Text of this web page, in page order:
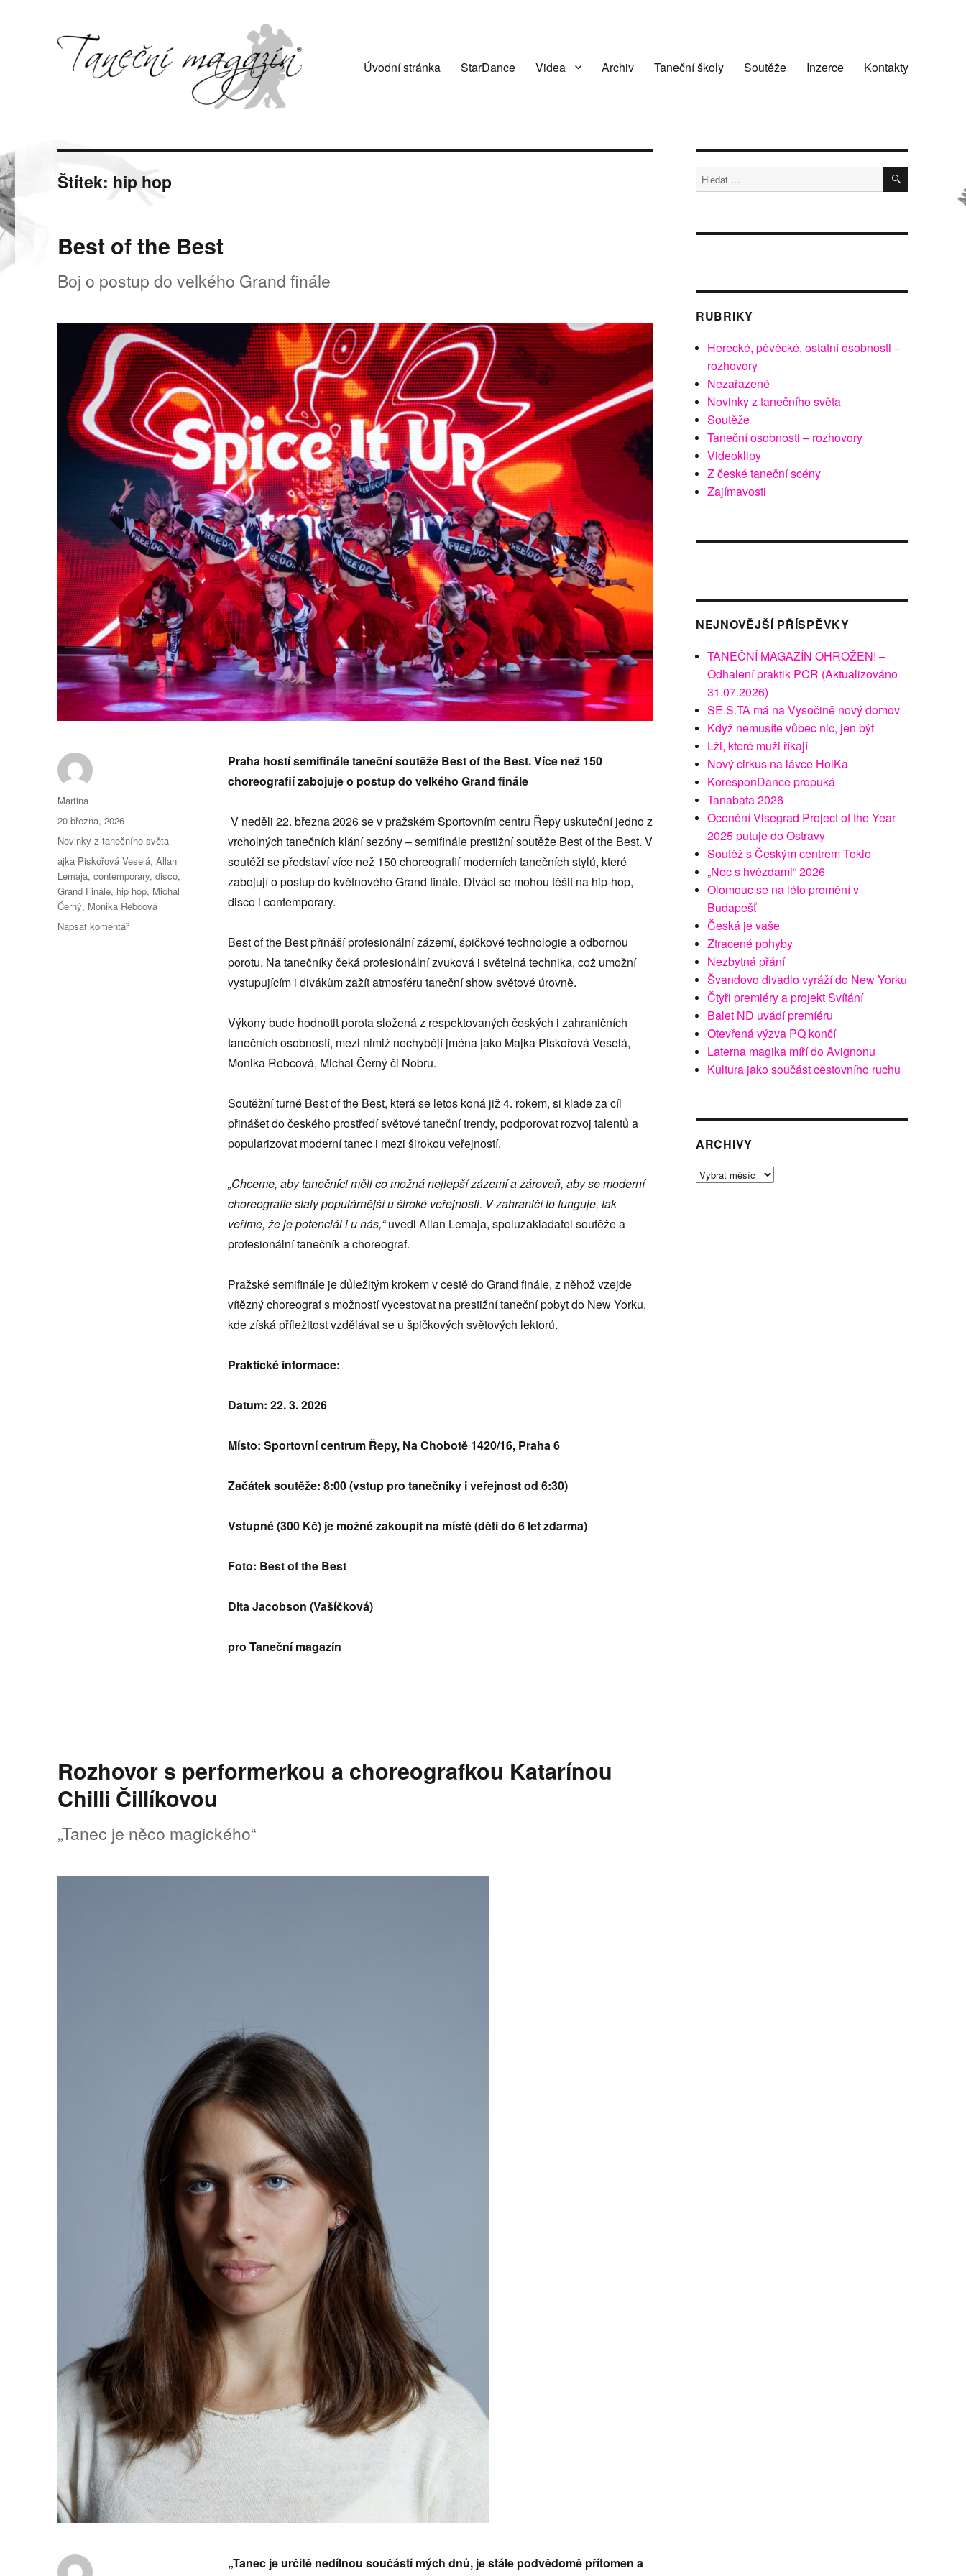
Úvodní stránka StarDance Videa Archiv Taneční školy Soutěže Inzerce Kontakty
Štítek: hip hop
Best of the Best
Boj o postup do velkého Grand finále
Praha hostí semifinále taneční soutěže Best of the Best. Více než 150
choreografií zabojuje o postup do velkého Grand finále
V neděli 22. března 2026 se v pražském Sportovním centru Řepy uskuteční jedno z
vrcholných tanečních klání sezóny – semifinále prestižní soutěže Best of the Best. V
soutěži se představí více než 150 choreografií moderních tanečních stylů, které
zabojují o postup do květnového Grand finále. Diváci se mohou těšit na hip-hop,
disco i contemporary.
Best of the Best přináší profesionální zázemí, špičkové technologie a odbornou
porotu. Na tanečníky čeká profesionální zvuková i světelná technika, což umožní
vystupujícím i divákům zažít atmosféru taneční show světové úrovně.
Výkony bude hodnotit porota složená z respektovaných českých i zahraničních
tanečních osobností, mezi nimiž nechybějí jména jako Majka Piskořová Veselá,
Monika Rebcová, Michal Černý či Nobru.
Soutěžní turné Best of the Best, která se letos koná již 4. rokem, si klade za cíl
přinášet do českého prostředí světové taneční trendy, podporovat rozvoj talentů a
popularizovat moderní tanec i mezi širokou veřejností.
„Chceme, aby tanečníci měli co možná nejlepší zázemí a zároveň, aby se moderní
choreografie staly populárnější u široké veřejnosti. V zahraničí to funguje, tak
veříme, že je potenciál i u nás,“uvedl Allan Lemaja, spoluzakladatel soutěže a
profesionální tanečník a choreograf.
Pražské semifinále je důležitým krokem v cestě do Grand finále, z něhož vzejde
vítězný choreograf s možností vycestovat na prestižní taneční pobyt do New Yorku,
kde získá příležitost vzdělávat se u špičkových světových lektorů.
Praktické informace:
Datum: 22. 3. 2026
Místo: Sportovní centrum Řepy, Na Chobotě 1420/16, Praha 6
Začátek soutěže: 8:00 (vstup pro tanečníky i veřejnost od 6:30)
Vstupné (300 Kč) je možné zakoupit na místě (děti do 6 let zdarma)
Foto: Best of the Best
Dita Jacobson (Vašíčková)
pro Taneční magazín
Autor:
Martina
Publikováno:
20 března, 2026
Rubriky:
Novinky z tanečního světa
Štítky:
ajka Piskořová Veselá,Allan
Lemaja,contemporary,disco,
Grand Finále, hip hop, Michal
Černý, Monika Rebcová
Napsat komentářpro
Rozhovor s performerkou a choreografkou Katarínou
Chilli Čillíkovou
„Tanec je něco magického“
„Tanec je určitě nedílnou součástí mých dnů, je stále podvědomě přítomen a
Hledat: HLEDÁNÍ
RUBRIKY
Herecké, pěvěcké, ostatní osobnosti –
rozhovory
Nezařazené
Novinky z tanečního světa
Soutěže
Taneční osobnosti – rozhovory
Videoklipy
Z české taneční scény
Zajímavosti
NEJNOVĚJŠÍ PŘÍSPĚVKY
TANEČNÍ MAGAZÍN OHROŽEN! –
Odhalení praktik PCR (Aktualizováno
31.07.2026)
SE.S.TA má na Vysočině nový domov
Když nemusíte vůbec nic, jen být
Lži, které muži říkají
Nový cirkus na lávce HolKa
KoresponDance propuká
Tanabata 2026
Ocenění Visegrad Project of the Year
2025 putuje do Ostravy
Soutěž s Českým centrem Tokio
„Noc s hvězdami“ 2026
Olomouc se na léto promění v
Budapešť
Česká je vaše
Ztracené pohyby
Nezbytná přání
Švandovo divadlo vyráží do New Yorku
Čtyři premiéry a projekt Svítání
Balet ND uvádí premíéru
Otevřená výzva PQ končí
Laterna magika míří do Avignonu
Kultura jako součást cestovního ruchu
ARCHIVY
Archivy